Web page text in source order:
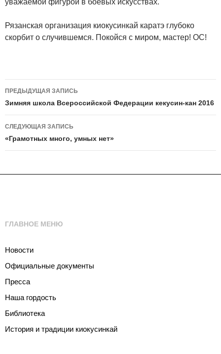
уважаемой фигурой в боевых искусствах.
Рязанская организация киокусинкай каратэ глубоко
скорбит о случившемся. Покойся с миром, мастер! ОС!
Навигация
по
записям
ПРЕДЫДУЩАЯ ЗАПИСЬ
Зимняя школа Всероссийской Федерации кекусин-кан 2016
СЛЕДУЮЩАЯ ЗАПИСЬ
«Грамотных много, умных нет»
ГЛАВНОЕ МЕНЮ
Новости
Официальные документы
Пресса
Наша гордость
Библиотека
История и традиции киокусинкай